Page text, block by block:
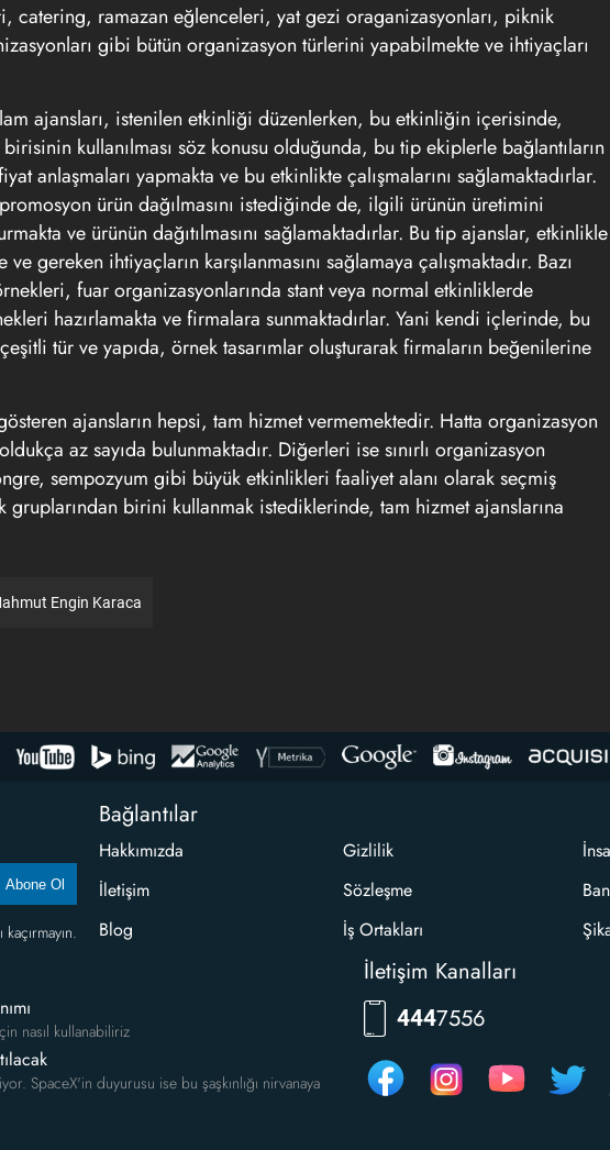
catering, ramazan eğlenceleri, yat gezi oraganizasyonları, piknik
gibi bütün organizasyon türlerini yapabilmekte ve ihtiyaçları
ajansları, istenilen etkinliği düzenlerken, bu etkinliğin içerisinde,
kullanılması söz konusu olduğunda, bu tip ekiplerle bağlantıların
anlaşmaları yapmakta ve bu etkinlikte çalışmalarını sağlamaktadırlar.
ürün dağılmasını istediğinde de, ilgili ürünün üretimini
ve ürünün dağıtılmasını sağlamaktadırlar. Bu tip ajanslar, etkinlikle
gereken ihtiyaçların karşılanmasını sağlamaya çalışmaktadır. Bazı
fuar organizasyonlarında stant veya normal etkinliklerde
hazırlamakta ve firmalara sunmaktadırlar. Yani kendi içlerinde, bu
tür ve yapıda, örnek tasarımlar oluşturarak firmaların beğenilerine
ajansların hepsi, tam hizmet vermemektedir. Hatta organizasyon
az sayıda bulunmaktadır. Diğerleri ise sınırlı organizasyon
sempozyum gibi büyük etkinlikleri faaliyet alanı olarak seçmiş
gruplarından birini kullanmak istediklerinde, tam hizmet ajanslarına
Engin Karaca
Abone Ol
nasıl kullanabiliriz
SpaceX'in duyurusu ise bu şaşkınlığı nirvanaya
Bağlantılar
Hakkımızda
İletişim
Blog
Gizlilik
Sözleşme
İş Ortakları
İletişim Kanalları
444RKLM